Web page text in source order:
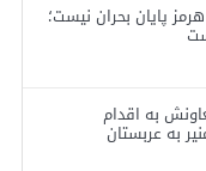
پایان بحران نیست؛
به اقدام
به عربستان